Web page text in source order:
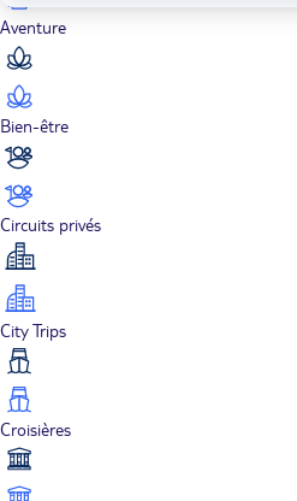
Aventure
Bien-être
Circuits privés
City Trips
Croisières